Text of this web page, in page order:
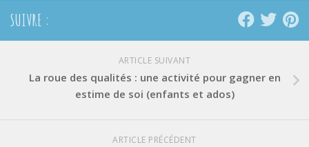
SUIVRE :
ARTICLE SUIVANT
La roue des qualités : une activité pour gagner en
estime de soi (enfants et ados)
ARTICLE PRÉCÉDENT